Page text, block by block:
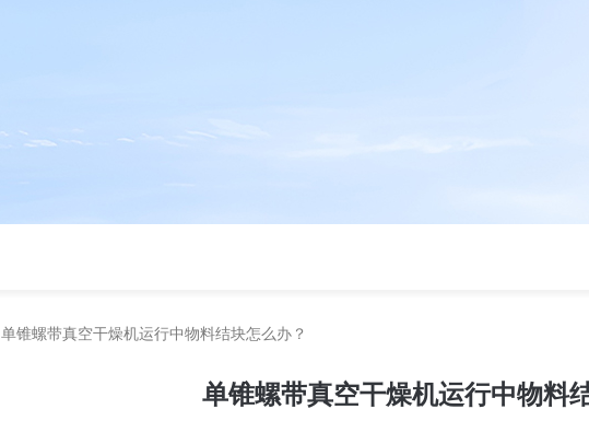
单锥螺带真空干燥机运行中物料结块怎么办？
单锥螺带真空干燥机运行中物料